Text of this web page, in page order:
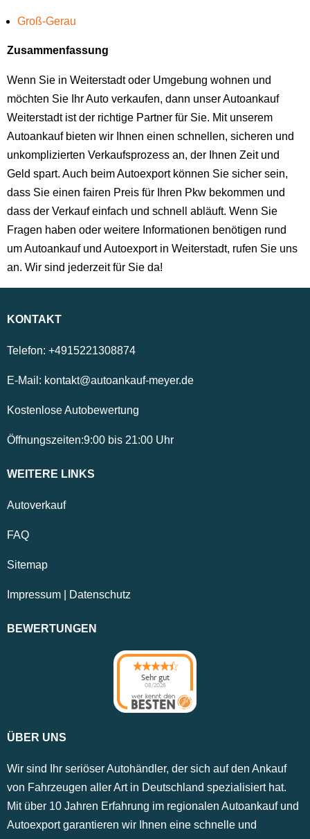
Groß-Gerau
Zusammenfassung
Wenn Sie in Weiterstadt oder Umgebung wohnen und
möchten Sie Ihr Auto verkaufen, dann unser Autoankauf
Weiterstadt ist der richtige Partner für Sie. Mit unserem
Autoankauf bieten wir Ihnen einen schnellen, sicheren und
unkomplizierten Verkaufsprozess an, der Ihnen Zeit und
Geld spart. Auch beim Autoexport können Sie sicher sein,
dass Sie einen fairen Preis für Ihren Pkw bekommen und
dass der Verkauf einfach und schnell abläuft. Wenn Sie
Fragen haben oder weitere Informationen benötigen rund
um Autoankauf und Autoexport in Weiterstadt, rufen Sie uns
an. Wir sind jederzeit für Sie da!
KONTAKT
Telefon: +4915221308874
E-Mail: kontakt@autoankauf-meyer.de
Kostenlose Autobewertung
Öffnungszeiten:9:00 bis 21:00 Uhr
WEITERE LINKS
Autoverkauf
FAQ
Sitemap
Impressum Datenschutz
BEWERTUNGEN
Sehr gut
08/2026
ÜBER UNS
Wir sind Ihr seriöser Autohändler, der sich auf den Ankauf
von Fahrzeugen aller Art in Deutschland spezialisiert hat.
Mit über 10 Jahren Erfahrung im regionalen Autoankauf und
Autoexport garantieren wir Ihnen eine schnelle und